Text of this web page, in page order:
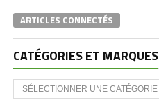
ARTICLES CONNECTÉS
CATÉGORIES ET MARQUES
Catégories
et